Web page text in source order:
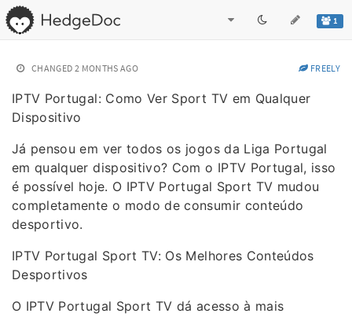
1
CHANGED 2 MONTHS AGO FREELY
IPTV Portugal: Como Ver Sport TV em Qualquer
Dispositivo
Já pensou em ver todos os jogos da Liga Portugal
em qualquer dispositivo? Com o IPTV Portugal, isso
é possível hoje. O IPTV Portugal Sport TV mudou
completamente o modo de consumir conteúdo
desportivo.
IPTV Portugal Sport TV: Os Melhores Conteúdos
Desportivos
O IPTV Portugal Sport TV dá acesso à mais